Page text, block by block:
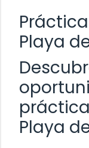
Playa
Playa